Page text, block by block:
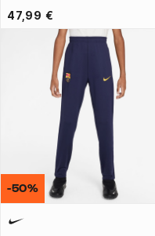
47,99 €
-50%